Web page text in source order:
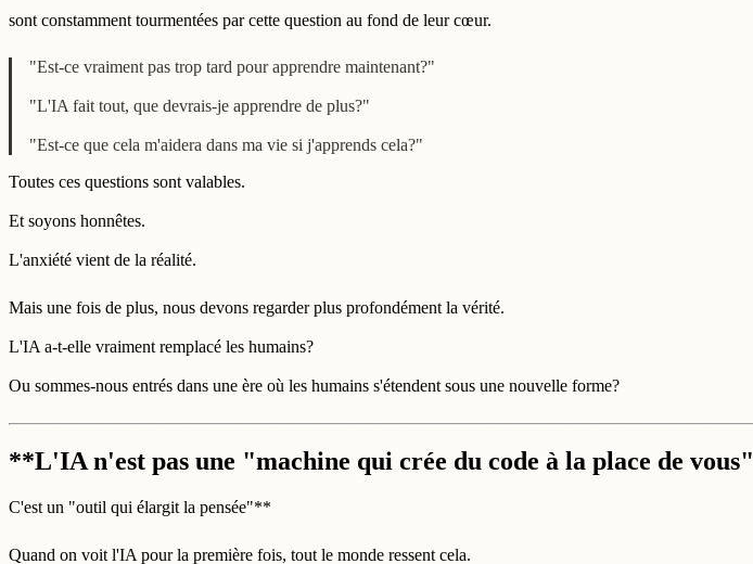
sont constamment tourmentées par cette question au fond de leur cœur.
"Est-ce vraiment pas trop tard pour apprendre maintenant?"
"L'IA fait tout, que devrais-je apprendre de plus?"
"Est-ce que cela m'aidera dans ma vie si j'apprends cela?"
Toutes ces questions sont valables.
Et soyons honnêtes.
L'anxiété vient de la réalité.
Mais une fois de plus, nous devons regarder plus profondément la vérité.
L'IA a-t-elle vraiment remplacé les humains?
Ou sommes-nous entrés dans une ère où les humains s'étendent sous une nouvelle forme?
**L'IA n'est pas une "machine qui crée du code à la place de vous"
C'est un "outil qui élargit la pensée"**
Quand on voit l'IA pour la première fois, tout le monde ressent cela.